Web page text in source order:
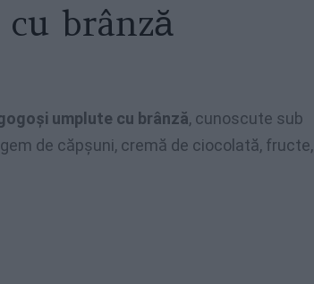
brânză
umplute cu brânză, cunoscute sub
de căpşuni, cremă de ciocolată, fructe,